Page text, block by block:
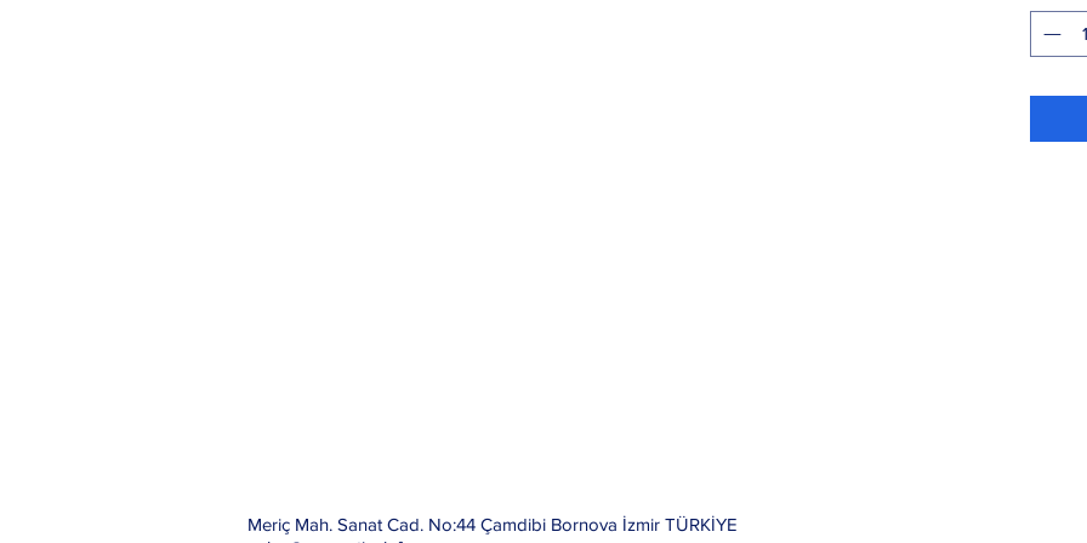
Meriç Mah. Sanat Cad. No:44 Çamdibi Bornova İzmir TÜRKİYE